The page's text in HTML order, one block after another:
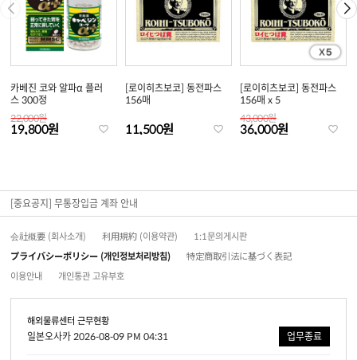
카베진 코와 알파α 플러
스 300정
22,000원
19,800원
[로이히츠보코] 동전파스
156매
11,500원
[로이히츠보코] 동전파스
156매 x 5
43,000원
36,000원
[중요공지] 무통장입금 계좌 안내
会社概要 (회사소개) 利用規約 (이용약관)
1:1문의게시판
プライバシーポリシー (개인정보처리방침)
特定商取引法に基づく表記
이용안내
개인통관 고유부호
해외물류센터 근무현황
일본오사카 2026-08-09 PM 04:31 업무종료